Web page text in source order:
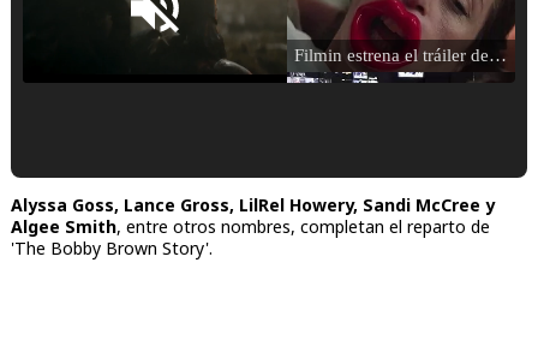
Unmute Filmin estrena el tráiler de 'Millennial Mal', su nueva comedia universitaria de la mano de Lorena Iglesias
Alyssa Goss, Lance Gross, LilRel Howery, Sandi McCree y
Algee Smith, entre otros nombres, completan el reparto de
'The Bobby Brown Story'.